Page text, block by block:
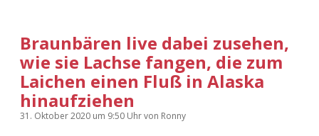
Braunbären live dabei zusehen,
wie sie Lachse fangen, die zum
Laichen einen Fluß in Alaska
hinaufziehen
31. Oktober 2020 um 9:50 Uhrvon Ronny